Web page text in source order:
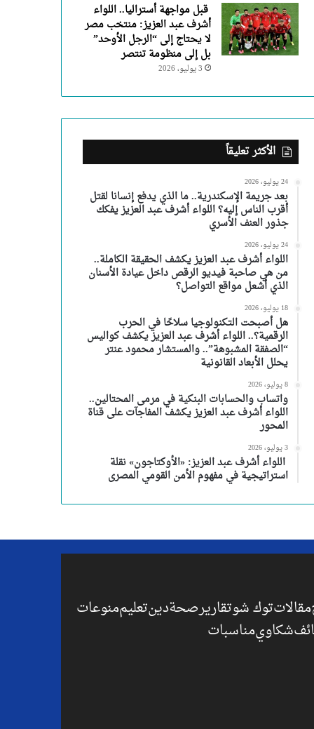
قبل مواجهة أستراليا.. اللواء
أشرف عبد العزيز: منتخب مصر
لا يحتاج إلى “الرجل الأوحد”
بل إلى منظومة تنتصر
3 يوليو، 2026
الأكثر تعليقاً
24 يوليو، 2026
بعد جريمة الإسكندرية.. ما الذي يدفع إنسانا لقتل
أقرب الناس إليه؟ اللواء أشرف عبد العزيز يفكك
جذور العنف الأسري
24 يوليو، 2026
اللواء أشرف عبد العزيز يكشف الحقيقة الكاملة..
من هي صاحبة فيديو الرقص داخل عيادة الأسنان
الذي أشعل مواقع التواصل؟
18 يوليو، 2026
هل أصبحت التكنولوجيا سلاحًا في الحرب
الرقمية؟.. اللواء أشرف عبد العزيز يكشف كواليس
“الصفقة المشبوهة”.. والمستشار محمود عنتر
يحلل الأبعاد القانونية
8 يوليو، 2026
واتساب والحسابات البنكية في مرمى المحتالين..
اللواء أشرف عبد العزيز يكشف المفاجآت على قناة
المحور
3 يوليو، 2026
اللواء أشرف عبد العزيز: «الأوكتاجون» نقلة
استراتيجية في مفهوم الأمن القومي المصرى
مقالاتتوك شوتقاريرصحةدينتعليممنوعات
شكاويمناسبات